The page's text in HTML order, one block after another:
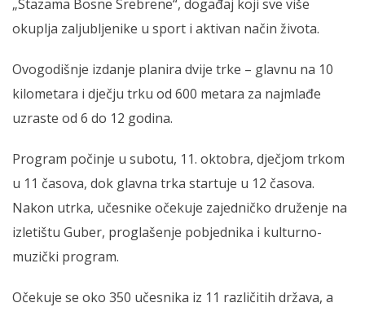
„Stazama Bosne Srebrene“, događaj koji sve više
okuplja zaljubljenike u sport i aktivan način života.
Ovogodišnje izdanje planira dvije trke – glavnu na 10
kilometara i dječju trku od 600 metara za najmlađe
uzraste od 6 do 12 godina.
Program počinje u subotu, 11. oktobra, dječjom trkom
u 11 časova, dok glavna trka startuje u 12 časova.
Nakon utrka, učesnike očekuje zajedničko druženje na
izletištu Guber, proglašenje pobjednika i kulturno-
muzički program.
Očekuje se oko 350 učesnika iz 11 različitih država, a